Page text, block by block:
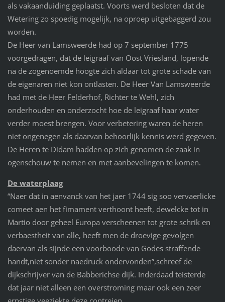
als vakaanduiding geplaatst. Voorts werd besloten dat de
Wetering zo spoedig mogelijk, na oproep uitgebaggerd zou
worden.
De Heer van Lamsweerde had op 7 september 1775
voorgedragen, dat de leigraaf van Oost Vriesland, lopende
na de zogenoemde hoogte zich aldaar tot grote schade van
de eigenaren niet kon ontlasten. De Heer Van Lamsweerde
had met de Heer Felderhof, Richter te Wehl, zich
onderhouden en onderzocht hoe de leigraaf haar water
verder moest brengen. Voor verbetering waren de heren
niet ongenegen als daarvan behoorlijk kennis werd gegeven.
De Heren te Didam hadden op zich genomen de zaak in
ogenschouw te nemen en met aanbevelingen te komen.
De waterplaag
“Naer dat in aenvanck van het jaer 1744 sig soo vervaerlicke
comeet aen het fimament verthoont heeft, dewelcke tot in
Martio door geheel Europa verscheenen tot grote schrik en
verbaestheit van alle, heeft men de droevige gevolgen
daervan als sijnde een voorboode van Godes straffende
handt,niet sonder naedruck ondervonden”,schreef de
dijkschrijver van de Babberichse dijk. Inderdaad teisterde
dat jaar niet alleen een overstroming maar ook een zeer